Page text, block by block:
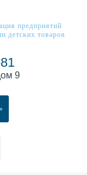
предприятий
детских товаров
9